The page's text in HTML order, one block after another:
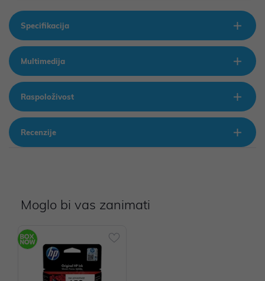
Specifikacija
Multimedija
Raspoloživost
Recenzije
Moglo bi vas zanimati